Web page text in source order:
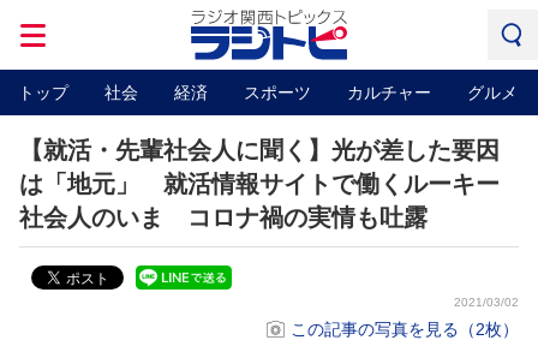
トップ 社会 経済 スポーツ カルチャー グルメ
【就活・先輩社会人に聞く】光が差した要因
は「地元」 就活情報サイトで働くルーキー
社会人のいま コロナ禍の実情も吐露
2021/03/02
この記事の写真を見る（2枚）